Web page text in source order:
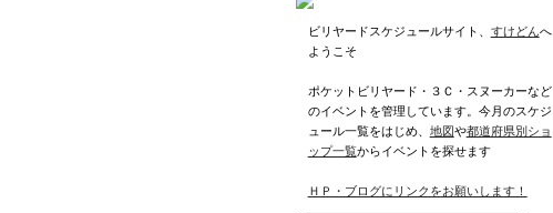
ビリヤードスケジュールサイト、 すけどんへ
ようこそ
ポケットビリヤード・３Ｃ・スヌーカーなど
のイベントを管理しています。今月のスケジ
ュール一覧をはじめ、 地図や都道府県別ショ
ップ一覧からイベントを探せます
ＨＰ・ブログにリンクをお願いします！